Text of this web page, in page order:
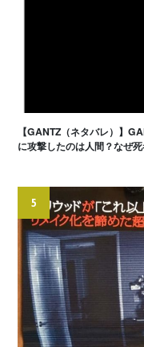
【GANTZ（ネタバレ）】
に攻撃したのは人間？なぜ
5